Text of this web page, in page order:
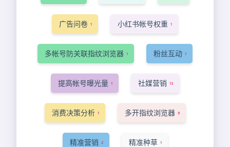
广告问卷 1 小红书帐号权重 1
多帐号防关联指纹浏览器 1 粉丝互动 1
提高帐号曝光量 1 社媒营销 13
消费决策分析 1 多开指纹浏览器 9
精准营销 2 精准种草 1